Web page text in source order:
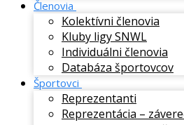
Členovia
Kolektívni členovia
Kluby ligy SNWL
Individuálni členovia
Databáza športovcov
Športovci
Reprezentanti
Reprezentácia –